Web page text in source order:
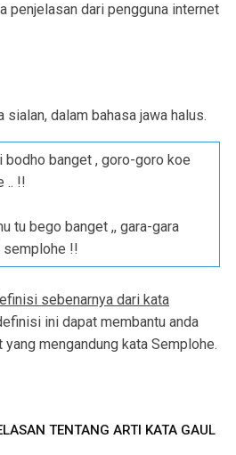
penjelasan dari pengguna internet
sialan, dalam bahasa jawa halus.
bodho banget , goro-goro koe
.. !!
tu bego banget ,, gara-gara
semplohe !!
sebenarnya dari kata
ini dapat membantu anda
mengandung kata Semplohe.
TENTANG ARTI KATA GAUL